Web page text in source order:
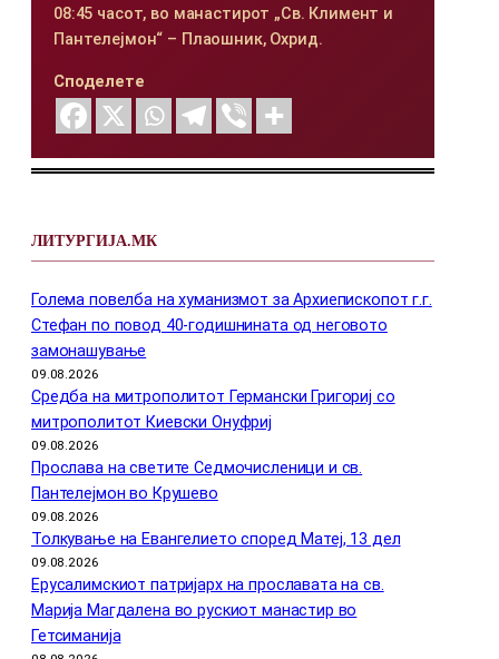
08:45 часот, во манастирот „Св. Климент и
Пантелејмон“ – Плаошник, Охрид.
Споделете
ЛИТУРГИЈА.МК
Голема повелба на хуманизмот за Архиепископот г.г.
Стефан по повод 40-годишнината од неговото
замонашување
09.08.2026
Средба на митрополитот Германски Григориј со
митрополитот Киевски Онуфриј
09.08.2026
Прослава на светите Седмочисленици и св.
Пантелејмон во Крушево
09.08.2026
Толкување на Евангелието според Матеј, 13 дел
09.08.2026
Ерусалимскиот патријарх на прославата на св.
Марија Магдалена во рускиот манастир во
Гетсиманија